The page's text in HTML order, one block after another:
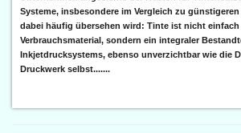
Systeme, insbesondere im Vergleich zu
dabei häufig übersehen wird: Tinte ist nicht einfach
Verbrauchsmaterial, sondern ein integraler
Inkjetdrucksystems, ebenso unverzichtbar wie die
Druckwerk selbst.......